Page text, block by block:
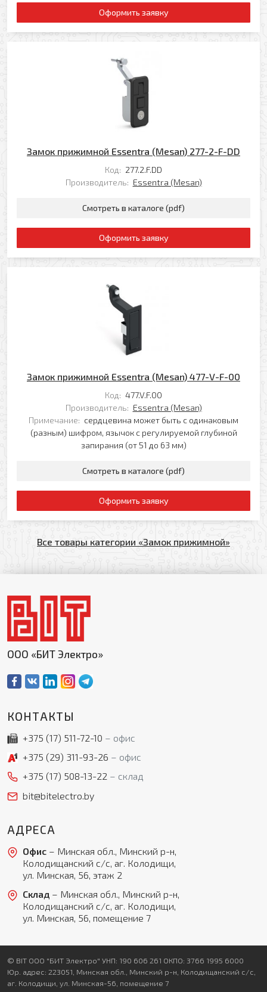
Оформить заявку
Замок прижимной Essentra (Mesan) 277-2-F-DD
Код: 277.2.F.DD
Производитель: Essentra (Mesan)
Смотреть в каталоге (pdf)
Оформить заявку
Замок прижимной Essentra (Mesan) 477-V-F-00
Код: 477.V.F.00
Производитель: Essentra (Mesan)
Примечание: сердцевина может быть с одинаковым
(разным) шифром, язычок с регулируемой глубиной
запирания (от 51 до 63 мм)
Смотреть в каталоге (pdf)
Оформить заявку
Все товары категории «Замок прижимной»
ООО «БИТ Электро»
КОНТАКТЫ
+375 (17) 511-72-10
офис
+375 (29) 311-93-26
офис
+375 (17) 508-13-22
склад
bit@bitelectro.by
АДРЕСА
Офис– Минская обл., Минский р-н,
Колодищанский с/с, аг. Колодищи,
ул. Минская, 56, этаж 2
Склад– Минская обл., Минский р-н,
Колодищанский с/с, аг. Колодищи,
ул. Минская, 56, помещение 7
© BIT ООО "БИТ Электро" УНП: 190 606 261 ОКПО: 3766 1995 6000
Юр. адрес: 223051, Минская обл., Минский р-н, Колодищанский с/с,
аг. Колодищи, ул. Минская-56, помещение 7